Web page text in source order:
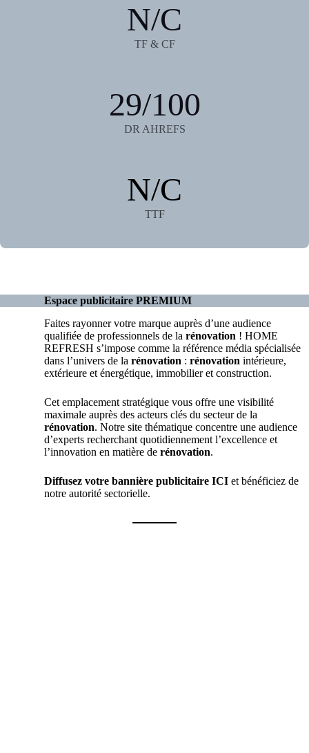
N/C
TF & CF
29/100
DR AHREFS
N/C
TTF
Espace publicitaire PREMIUM
Faites rayonner votre marque auprès d’une audience
qualifiée de professionnels de la rénovation ! HOME
REFRESH s’impose comme la référence média spécialisée
dans l’univers de la rénovation : rénovation intérieure,
extérieure et énergétique, immobilier et construction.
Cet emplacement stratégique vous offre une visibilité
maximale auprès des acteurs clés du secteur de la
rénovation. Notre site thématique concentre une audience
d’experts recherchant quotidiennement l’excellence et
l’innovation en matière de rénovation.
Diffusez votre bannière publicitaire ICI et bénéficiez de
notre autorité sectorielle.